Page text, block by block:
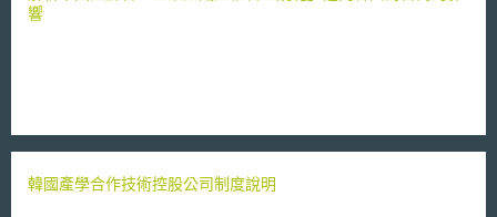
利法條約》後，在加拿大進行國際申請（international application），即可
財產權條約中最晚完成的一項。加拿大希望透過加入《專利法條約》並修正
《專利合作條約》（Patent Cooperation Treaty, PCT）締約國權利的完整
響
韓國產學合作技術控股公司制度說明